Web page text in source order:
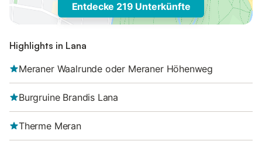
Entdecke 219 Unterkünfte
Highlights in Lana
Meraner Waalrunde oder Meraner Höhenweg
Burgruine Brandis Lana
Therme Meran